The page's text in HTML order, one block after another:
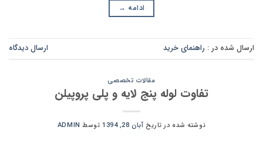
ادامه →
ارسال شده در : راهنمای خرید ارسال دیدگاه
مقالات تخصصی
تفاوت لوله پنج لایه و پلی پروپیلن
نوشته شده در تاریخ آبان 28, 1394 توسط ADMIN